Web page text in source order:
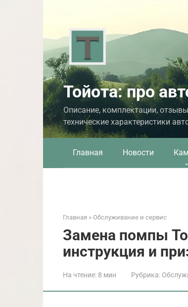
Тойота: про
Описание, комплектации,
технические характеристики
Главная Новости
Главная » Обслуживание и сервис
Замена помпы
инструкция и
На чтение: 8 мин Рубрика: